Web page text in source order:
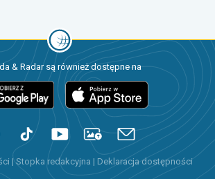
& Radar są również dostępne na
|Stopka redakcyjna | Deklaracja dostępności